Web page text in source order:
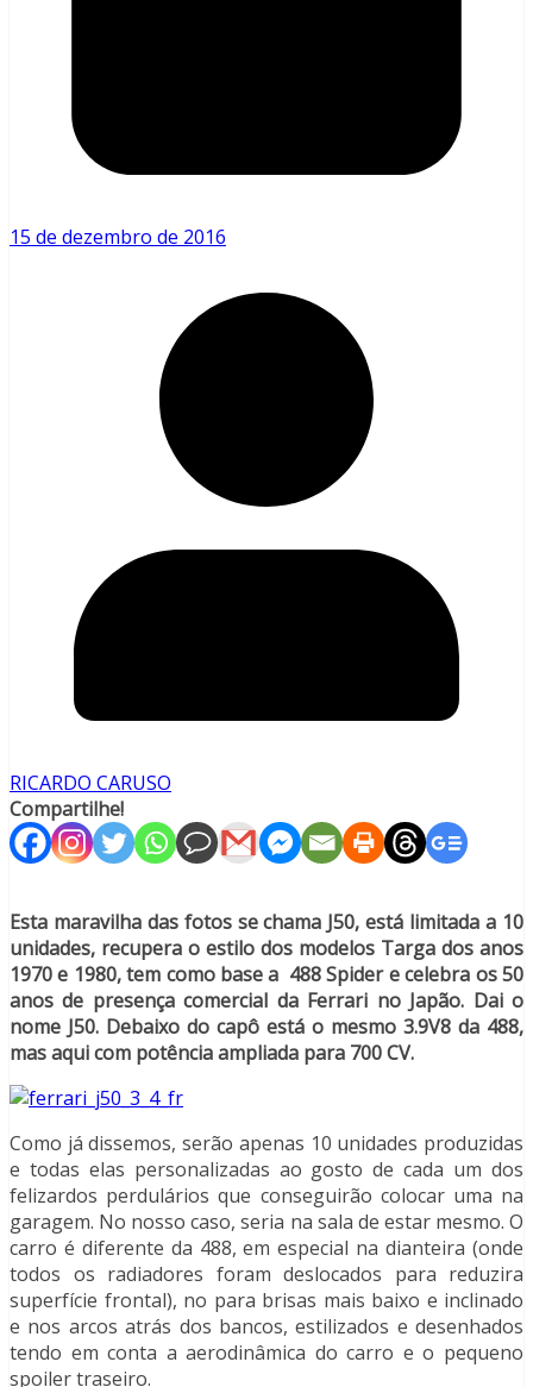
15 de dezembro de 2016
RICARDO CARUSO
Compartilhe!
Esta maravilha das fotos se chama J50, está limitada a 10
unidades, recupera o estilo dos modelos Targa dos anos
1970 e 1980, tem como base a 488 Spider e celebra os 50
anos de presença comercial da Ferrari no Japão. Dai o
nome J50. Debaixo do capô está o mesmo 3.9V8 da 488,
mas aqui com potência ampliada para 700 CV.
Como já dissemos, serão apenas 10 unidades produzidas
e todas elas personalizadas ao gosto de cada um dos
felizardos perdulários que conseguirão colocar uma na
garagem. No nosso caso, seria na sala de estar mesmo. O
carro é diferente da 488, em especial na dianteira (onde
todos os radiadores foram deslocados para reduzira
superfície frontal), no para brisas mais baixo e inclinado
e nos arcos atrás dos bancos, estilizados e desenhados
tendo em conta a aerodinâmica do carro e o pequeno
spoiler traseiro.